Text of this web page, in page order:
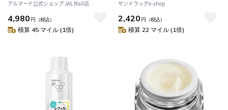
アルマード公式ショップ JAL Mall店
4,980 円 （税込）
積算 45 マイル (1倍)
サンドラッグe-shop
2,420 円 （税込）
積算 22 マイル (1倍)